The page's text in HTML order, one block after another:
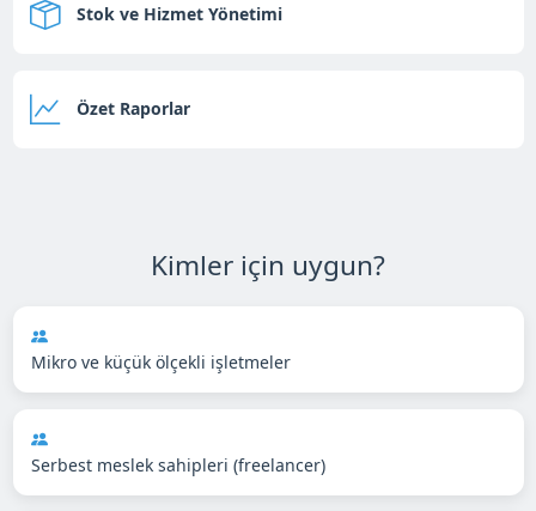
Stok ve Hizmet Yönetimi
Özet Raporlar
Kimler için uygun?
Mikro ve küçük ölçekli işletmeler
Serbest meslek sahipleri (freelancer)